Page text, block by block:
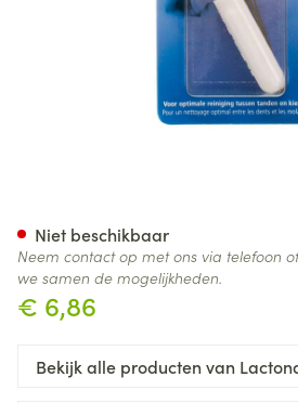
€ 6,86
Niet beschikbaar
Neem contact op met ons via telefoon
we samen de mogelijkheden.
Bekijk alle producten van